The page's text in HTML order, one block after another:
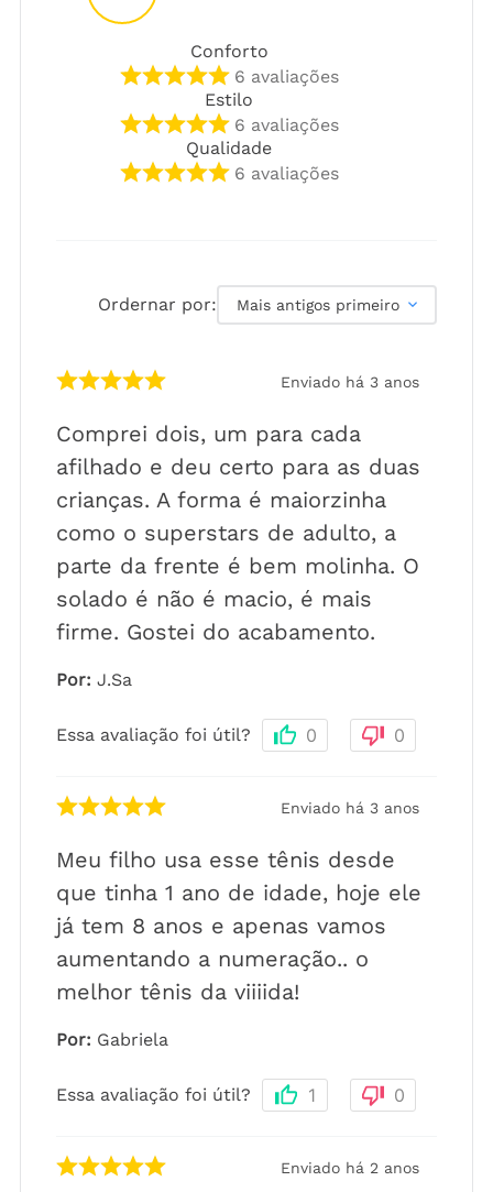
Conforto
6 avaliações
Estilo
6 avaliações
Qualidade
6 avaliações
Ordernar por: Mais antigos primeiro
Enviado há 3 anos
Comprei dois, um para cada
afilhado e deu certo para as duas
crianças. A forma é maiorzinha
como o superstars de adulto, a
parte da frente é bem molinha. O
solado é não é macio, é mais
firme. Gostei do acabamento.
Por: J.Sa
Essa avaliação foi útil? 0 0
Enviado há 3 anos
Meu filho usa esse tênis desde
que tinha 1 ano de idade, hoje ele
já tem 8 anos e apenas vamos
aumentando a numeração.. o
melhor tênis da viiiida!
Por: Gabriela
Essa avaliação foi útil? 1 0
Enviado há 2 anos